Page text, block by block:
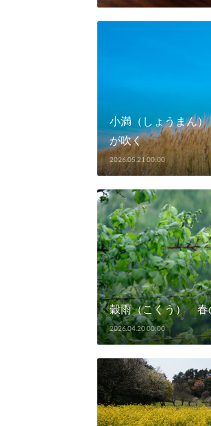
小満（しょうまん
が吹く
2026.05.21 00:00
穀雨（こくう） 春
2026.04.20 00:00